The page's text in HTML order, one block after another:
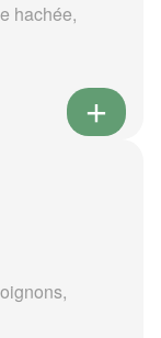
hachée,